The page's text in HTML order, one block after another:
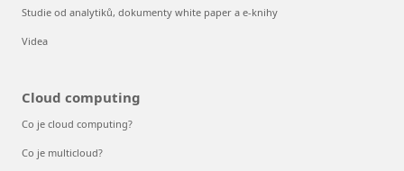
Studie od analytiků, dokumenty white paper a e-knihy
Videa
Cloud computing
Co je cloud computing?
Co je multicloud?